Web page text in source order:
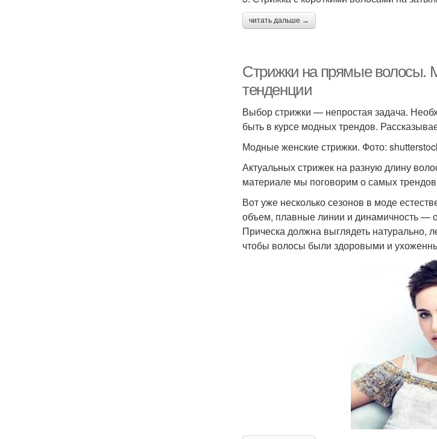
читать дальше →
Стрижки на прямые волосы.
тенденции
Выбор стрижки — непростая задача.
быть в курсе модных трендов.
Модные женские стрижки. Фото:
Актуальных стрижек на разную длину
материале мы поговорим о самых
Вот уже несколько сезонов в моде
объем, плавные линии и динамичность —
Прическа должна выглядеть натурально,
чтобы волосы были здоровыми и